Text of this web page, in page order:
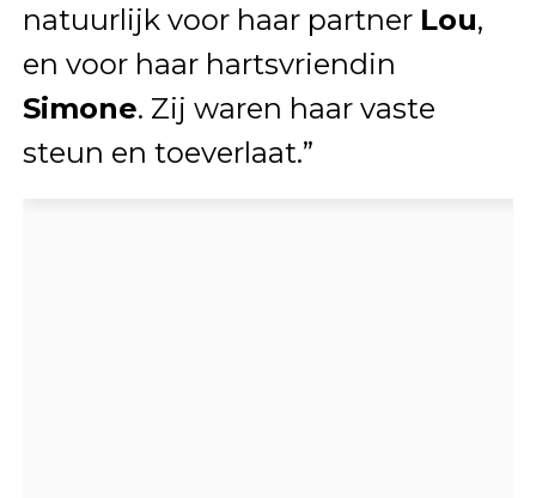
natuurlijk voor haar partner Lou,
en voor haar hartsvriendin
Simone. Zij waren haar vaste
steun en toeverlaat.”